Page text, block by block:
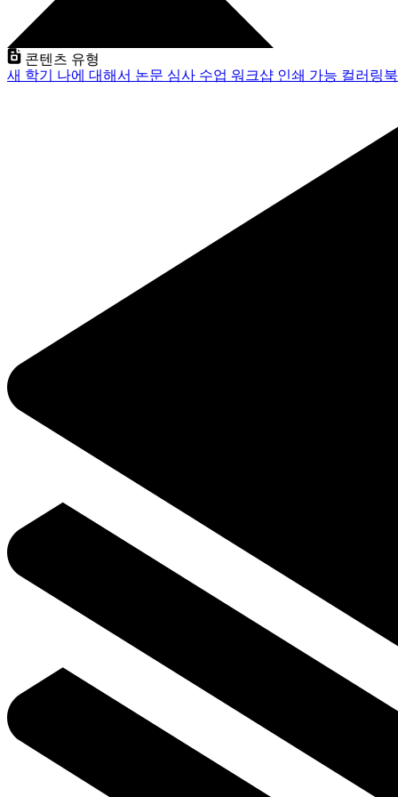
콘텐츠 유형
새 학기 나에 대해서 논문 심사 수업 워크샵 인쇄 가능 컬러링북